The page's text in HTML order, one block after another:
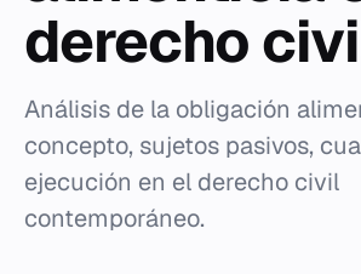
derecho
Análisis de la obligación
concepto, sujetos pasivos,
ejecución en el derecho civil
contemporáneo.